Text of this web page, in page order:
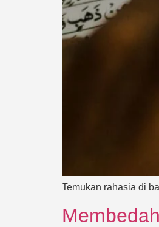
Temukan rahasia di